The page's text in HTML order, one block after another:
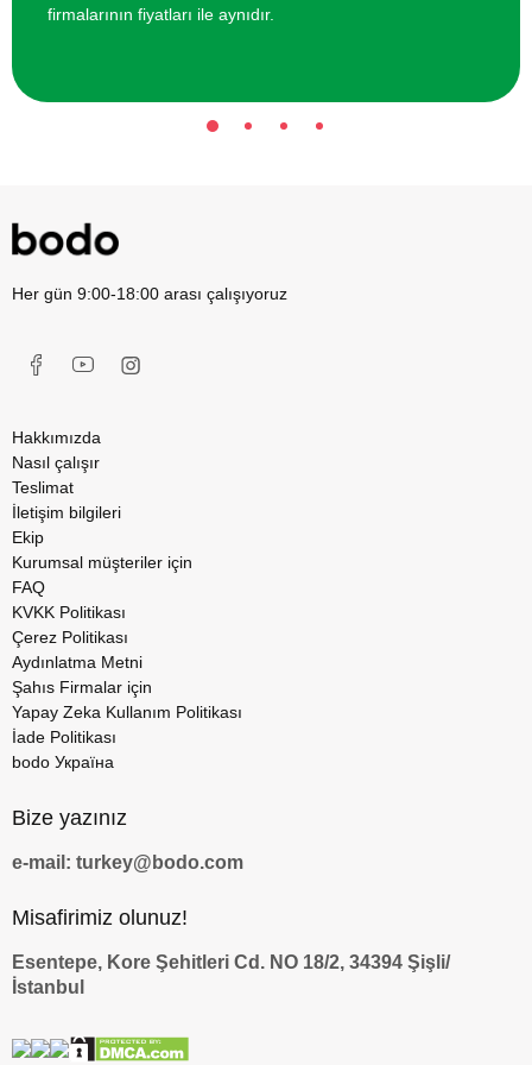
firmalarının fiyatları ile aynıdır.
Her gün 9:00-18:00 arası çalışıyoruz
Hakkımızda
Nasıl çalışır
Teslimat
İletişim bilgileri
Ekip
Kurumsal müşteriler için
FAQ
KVKK Politikası
Çerez Politikası
Aydınlatma Metni
Şahıs Firmalar için
Yapay Zeka Kullanım Politikası
İade Politikası
bodo Україна
Bize yazınız
e-mail: turkey@bodo.com
Misafirimiz olunuz!
Esentepe, Kore Şehitleri Cd. NO 18/2, 34394 Şişli/
İstanbul